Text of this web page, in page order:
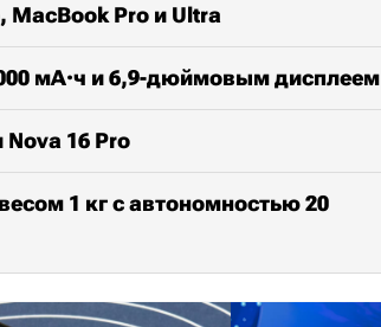
MacBook Pro и Ultra
мА·ч и 6,9-дюймовым дисплеем
16 Pro
1 кг с автономностью 20